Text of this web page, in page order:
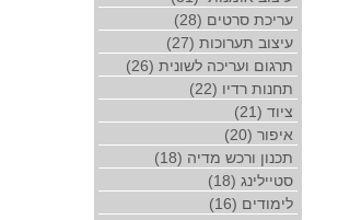
עריכת סרטים (28)
עיצוב תערוכות (27)
תרגום ועריכה לשונית (26)
תחנות רדיו (22)
ציוד (21)
איפור (20)
תכנון ורכש מדיה (18)
סטיילינג (18)
לימודים (16)